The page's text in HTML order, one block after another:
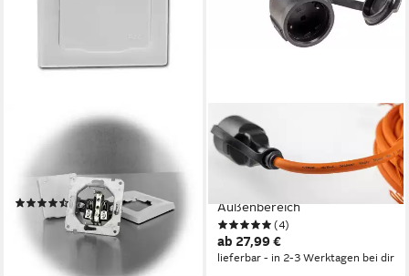
Unterputz-Steckdose DELPHI
250V~/ 16A UP weiß
(3)
10,59 €
lieferbar - in 3-4 Werktagen bei dir
CHILITEC
Gartensteckdose
Verlängerungskabel, IP44,
Außenbereich
(4)
ab 27,99 €
lieferbar - in 2-3 Werktagen bei dir